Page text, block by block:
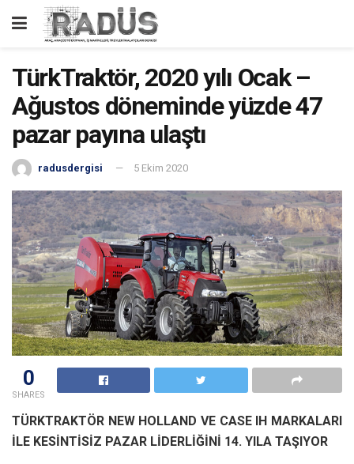
TürkTraktör, 2020 yılı Ocak –
Ağustos döneminde yüzde 47
pazar payına ulaştı
radusdergisi 5 Ekim 2020
0
SHARES
TÜRKTRAKTÖR NEW HOLLAND VE CASE IH MARKALARI
İLE KESİNTİSİZ PAZAR LİDERLİĞİNİ 14. YILA TAŞIYOR